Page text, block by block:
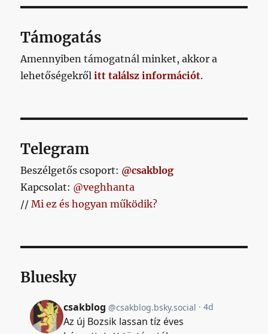
OLD
Támogatás
Amennyiben támogatnál minket, akkor a
lehetőségekrőlitt találsz információt.
Telegram
Beszélgetős csoport: @csakblog
Kapcsolat: @veghhanta
//Mi ez és hogyan működik?
Bluesky